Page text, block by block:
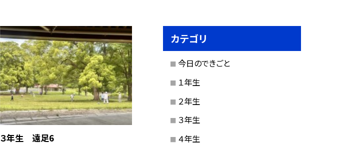
３年生 遠足6
カテゴリ
今日のできごと
１年生
２年生
３年生
４年生